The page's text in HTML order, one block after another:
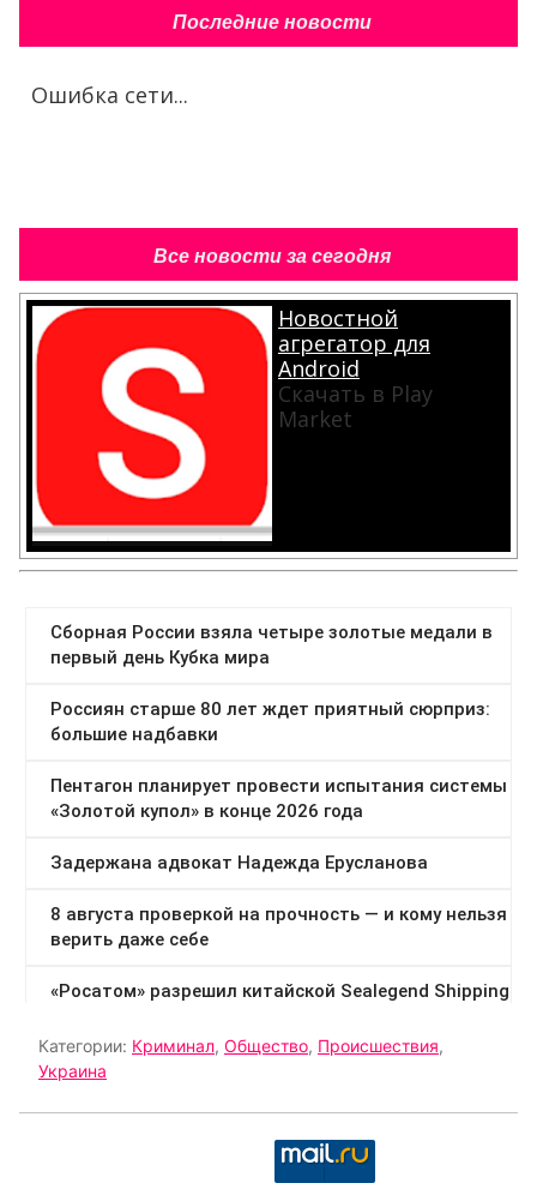
Последние новости
Ошибка сети...
Все новости за сегодня
Новостной
агрегатор для
Android
Скачать в Play
Market
Категории: Криминал, Общество, Происшествия,
Украина